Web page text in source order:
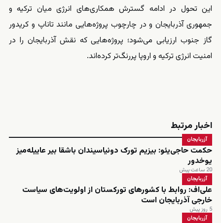
این تحول در ادامه گسترش همکاری‌های انرژی میان ترکیه و
جمهوری آذربایجان و در چارچوب پروژه‌هایی مانند تاناپ و کریدور
گاز جنوب ارزیابی می‌شود؛ پروژه‌هایی که نقش آذربایجان را در
امنیت انرژی ترکیه و اروپا پررنگ‌تر کرده‌اند.
اخبار مرتبط
آزربایجان
حکمت حاجی‌یئو: بیزیم تورک دونیاسیندان باشقا بیر عاییله‌میز
یوخدور
20 ساعت پیش
آزربایجان
علی‌اف: روابط با کشورهای تورکستان از اولویت‌های سیاست
خارجی آذربایجان است
5 روز پیش
آزربایجان